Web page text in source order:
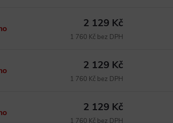
2 129 Kč
1 760 Kč bez DPH
2 129 Kč
1 760 Kč bez DPH
2 129 Kč
1 760 Kč bez DPH